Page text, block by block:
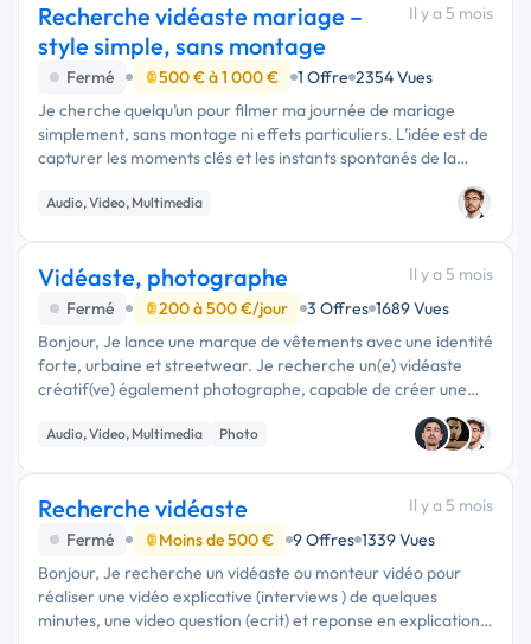
Recherche vidéaste mariage –
style simple, sans montage
Il y a 5 mois
Fermé 500 € à 1 000 € 1 Offre 2354 Vues
Je cherche quelqu’un pour filmer ma journée de mariage
simplement, sans montage ni effets particuliers. L’idée est de
capturer les moments clés et les instants spontanés de la
intéressé et d...
Audio, Video, Multimedia
Vidéaste, photographe
Il y a 5 mois
Fermé
200 à 500 €/jour 3 Offres 1689 Vues
Bonjour, Je lance une marque de vêtements avec une identité
forte, urbaine et streetwear. Je recherche un(e) vidéaste
créatif(ve) également photographe, capable de créer une
vidéo de lancement puissante, urbanisée, dynamique et
brute, avec des …
Audio, Video, Multimedia Photo
Recherche vidéaste
Il y a 5 mois
Fermé
Moins de 500 € 9 Offres 1339 Vues
Bonjour, Je recherche un vidéaste ou monteur vidéo pour
réaliser une vidéo explicative (interviews ) de quelques
minutes, une video question (ecrit) et reponse en explication